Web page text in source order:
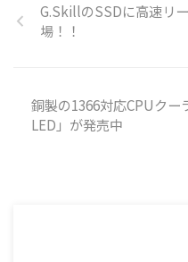
G.SkillのSSDに高速リ
場！！
銅製の1366対応CPUク
LED」が発売中